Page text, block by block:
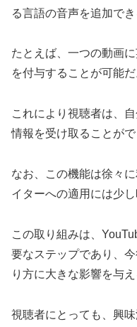
る言語の音声を追加で
たとえば、一つの動画
を付与することが可能だ
これにより視聴者は、
情報を受け取ることがで
なお、この機能は徐々
イターへの適用には少
この取り組みは、
要なステップであり、
り方に大きな影響を与
視聴者にとっても、興